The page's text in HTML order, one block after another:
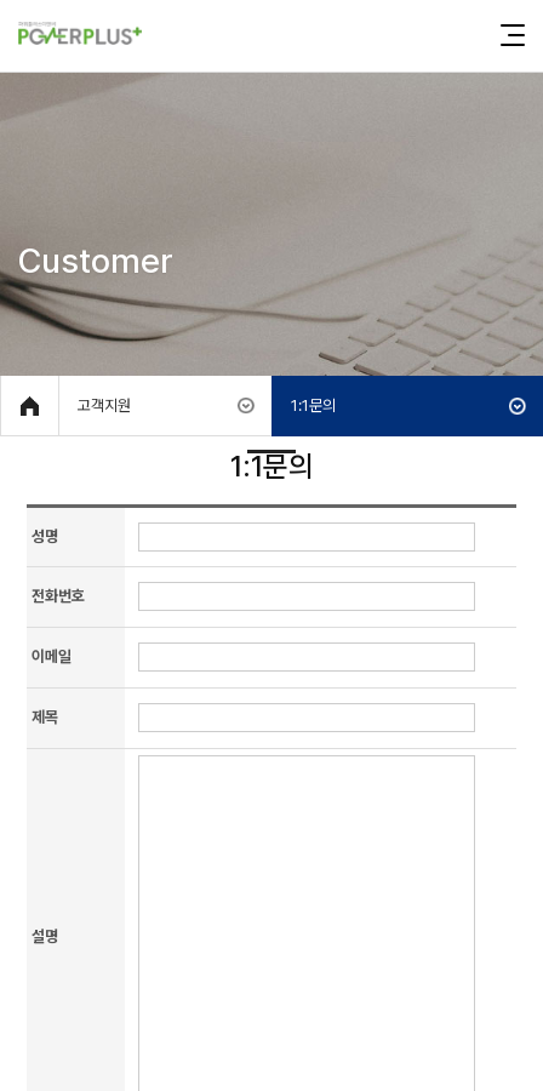
Customer
고객지원 1:1문의
1:1문의
성명
전화번호
이메일
제목
설명